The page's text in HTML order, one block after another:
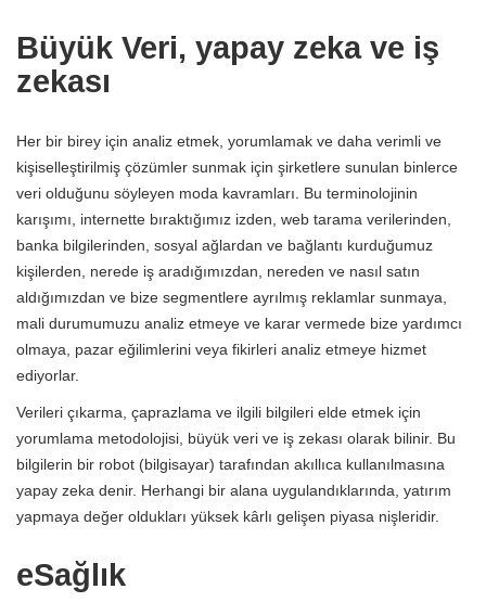
Büyük Veri, yapay zeka ve iş
zekası
Her bir birey için analiz etmek, yorumlamak ve daha verimli ve
kişiselleştirilmiş çözümler sunmak için şirketlere sunulan binlerce
veri olduğunu söyleyen moda kavramları. Bu terminolojinin
karışımı, internette bıraktığımız izden, web tarama verilerinden,
banka bilgilerinden, sosyal ağlardan ve bağlantı kurduğumuz
kişilerden, nerede iş aradığımızdan, nereden ve nasıl satın
aldığımızdan ve bize segmentlere ayrılmış reklamlar sunmaya,
mali durumumuzu analiz etmeye ve karar vermede bize yardımcı
olmaya, pazar eğilimlerini veya fikirleri analiz etmeye hizmet
ediyorlar.
Verileri çıkarma, çaprazlama ve ilgili bilgileri elde etmek için
yorumlama metodolojisi, büyük veri ve iş zekası olarak bilinir. Bu
bilgilerin bir robot (bilgisayar) tarafından akıllıca kullanılmasına
yapay zeka denir. Herhangi bir alana uygulandıklarında, yatırım
yapmaya değer oldukları yüksek kârlı gelişen piyasa nişleridir.
eSağlık